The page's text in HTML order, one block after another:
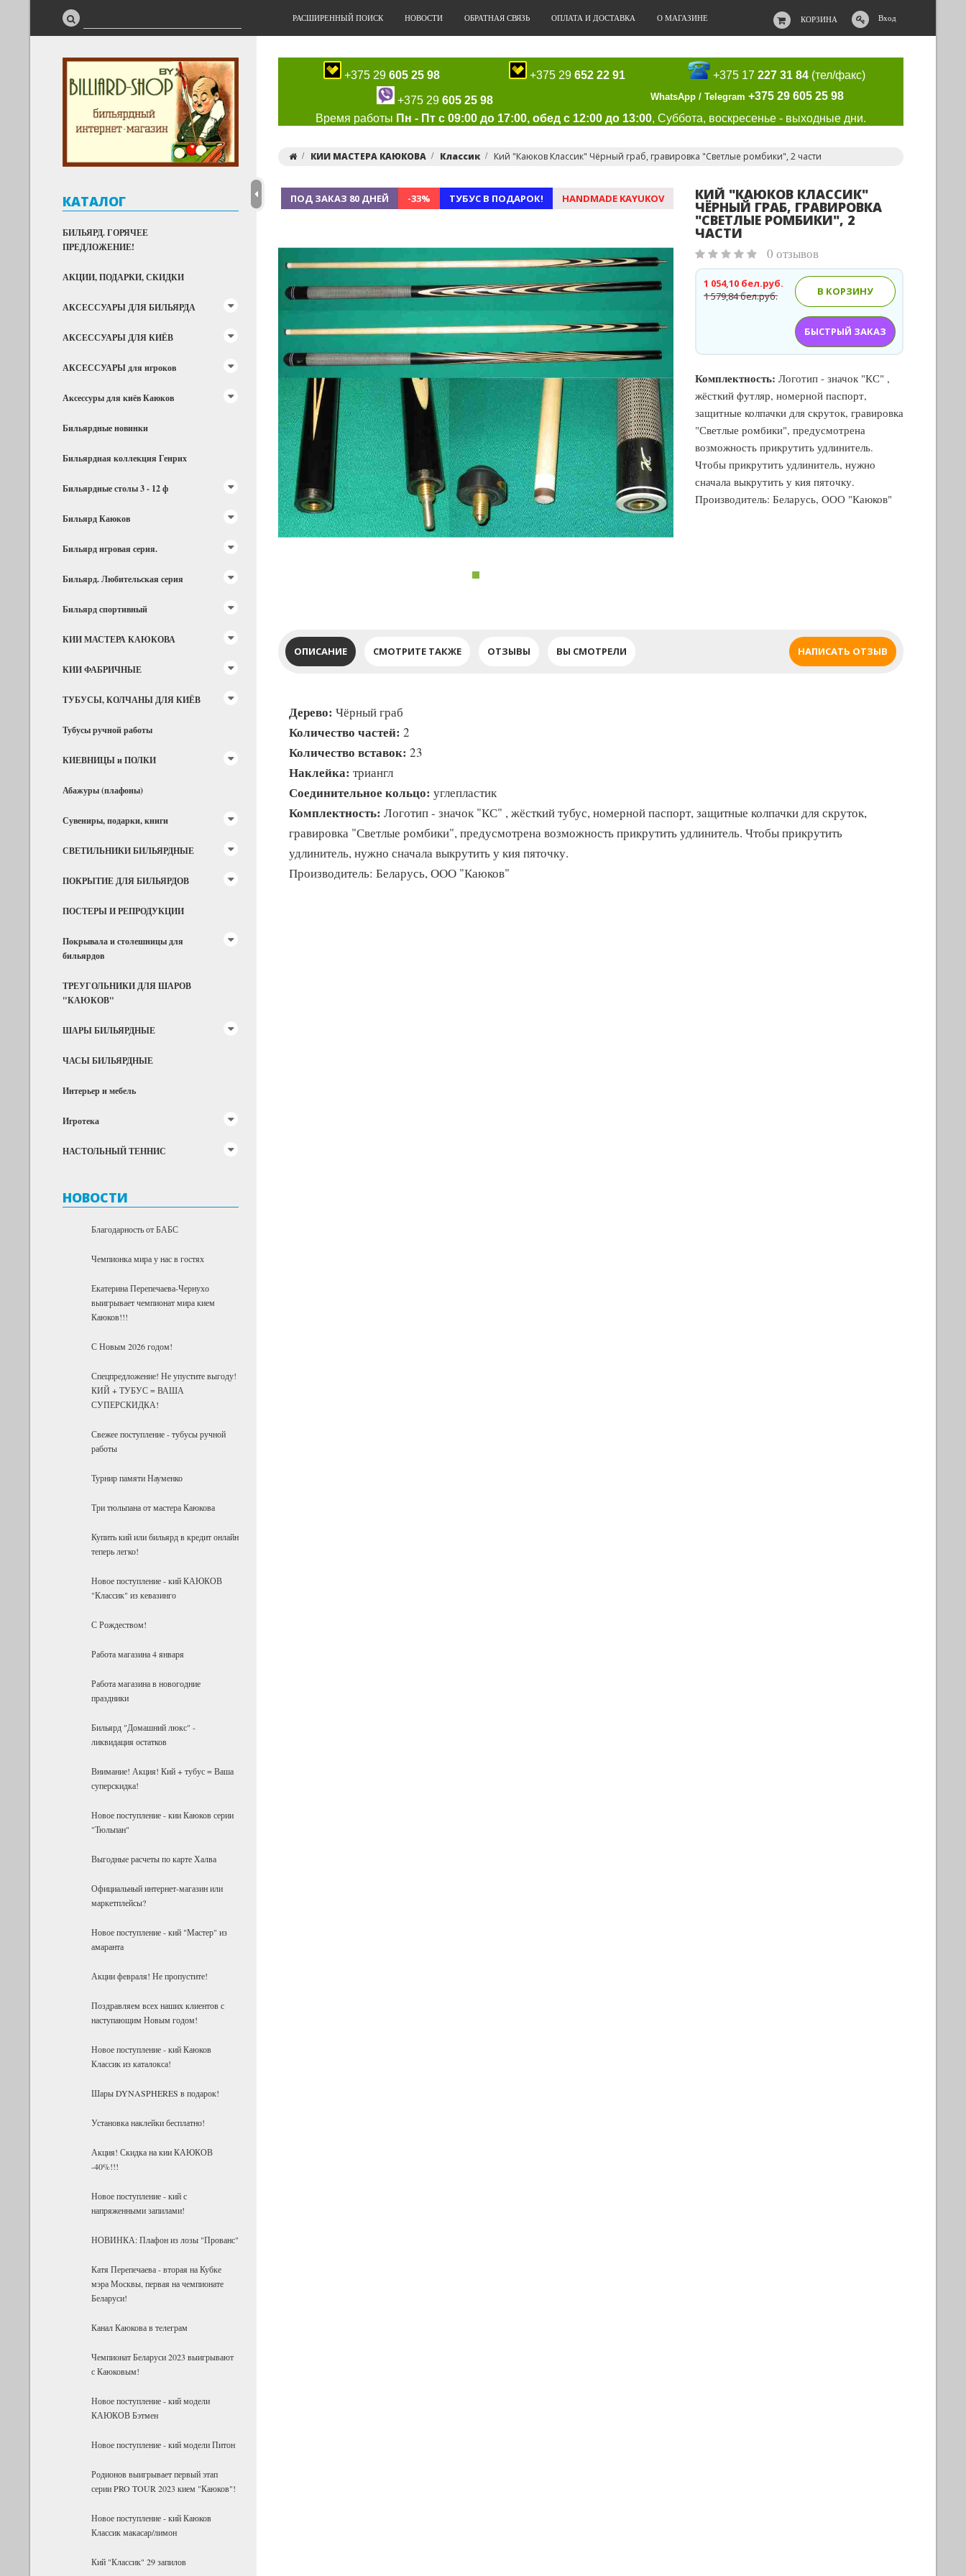
КОРЗИНА Вход
РАСШИРЕННЫЙ ПОИСК НОВОСТИ ОБРАТНАЯ СВЯЗЬ ОПЛАТА И ДОСТАВКА О МАГАЗИНЕ
КАТАЛОГ
БИЛЬЯРД. ГОРЯЧЕЕ
ПРЕДЛОЖЕНИЕ!
АКЦИИ, ПОДАРКИ, СКИДКИ
АКСЕССУАРЫ ДЛЯ БИЛЬЯРДА
АКСЕССУАРЫ ДЛЯ КИЁВ
АКСЕССУАРЫ для игроков
Аксессуры для киёв Каюков
Бильярдные новинки
Бильярдная коллекция Генрих
Бильярдные столы 3 - 12 ф
Бильярд Каюков
Бильярд игровая серия.
Бильярд. Любительская серия
Бильярд спортивный
КИИ МАСТЕРА КАЮКОВА
КИИ ФАБРИЧНЫЕ
ТУБУСЫ, КОЛЧАНЫ ДЛЯ КИЁВ
Тубусы ручной работы
КИЕВНИЦЫ и ПОЛКИ
Абажуры (плафоны)
Сувениры, подарки, книги
СВЕТИЛЬНИКИ БИЛЬЯРДНЫЕ
ПОКРЫТИЕ ДЛЯ БИЛЬЯРДОВ
ПОСТЕРЫ И РЕПРОДУКЦИИ
Покрывала и столешницы для
бильярдов
ТРЕУГОЛЬНИКИ ДЛЯ ШАРОВ
"КАЮКОВ"
ШАРЫ БИЛЬЯРДНЫЕ
ЧАСЫ БИЛЬЯРДНЫЕ
Интерьер и мебель
Игротека
НАСТОЛЬНЫЙ ТЕННИС
НОВОСТИ
Благодарность от БАБС
Чемпионка мира у нас в гостях
Екатерина Перепечаева-Чернухо
выигрывает чемпионат мира кием
Каюков!!!
С Новым 2026 годом!
Спецпредложение! Не упустите выгоду!
КИЙ + ТУБУС = ВАША
СУПЕРСКИДКА!
Свежее поступление - тубусы ручной
работы
Турнир памяти Науменко
Три тюльпана от мастера Каюкова
Купить кий или бильярд в кредит онлайн
теперь легко!
Новое поступление - кий КАЮКОВ
"Классик" из кевазинго
С Рождеством!
Работа магазина 4 января
Работа магазина в новогодние
праздники
Бильярд "Домашний люкс" -
ликвидация остатков
Внимание! Акция! Кий + тубус = Ваша
суперскидка!
Новое поступление - кии Каюков серии
"Тюльпан"
Выгодные расчеты по карте Халва
Официальный интернет-магазин или
маркетплейсы?
Новое поступление - кий "Мастер" из
амаранта
Акции февраля! Не пропустите!
Поздравляем всех наших клиентов с
наступающим Новым годом!
Новое поступление - кий Каюков
Классик из каталокса!
Шары DYNASPHERES в подарок!
Установка наклейки бесплатно!
Акция! Скидка на кии КАЮКОВ
-40%!!!
Новое поступление - кий с
напряженными запилами!
НОВИНКА: Плафон из лозы "Прованс"
Катя Перепечаева - вторая на Кубке
мэра Москвы, первая на чемпионате
Беларуси!
Канал Каюкова в телеграм
Чемпионат Беларуси 2023 выигрывают
с Каюковым!
Новое поступление - кий модели
КАЮКОВ Бэтмен
Новое поступление - кий модели Питон
Родионов выигрывает первый этап
серии PRO TOUR 2023 кием "Каюков"!
Новое поступление - кий Каюков
Классик макасар/лимон
Кий "Классик" 29 запилов
+375 29 605 25 98 +375 29 652 22 91 +375 17227 31 84 (тел/факс)
+375 29 605 25 98 WhatsApp / Telegram +375 29 605 25 98
Время работы Пн - Пт с 09:00 до 17:00, обед с 12:00 до 13:00, Суббота, воскресенье - выходные дни.
КИИ МАСТЕРА КАЮКОВА Классик Кий "Каюков Классик" Чёрный граб, гравировка "Светлые ромбики", 2 части
ПОД ЗАКАЗ 80 ДНЕЙ -33% ТУБУС В ПОДАРОК! HANDMADE KAYUKOV КИЙ "КАЮКОВ КЛАССИК"
ЧЁРНЫЙ ГРАБ, ГРАВИРОВКА
"СВЕТЛЫЕ РОМБИКИ", 2
ЧАСТИ
0 отзывов
1 579,84 бел.руб.
1 054,10 бел.руб.
В КОРЗИНУ
БЫСТРЫЙ ЗАКАЗ
Комплектность: Логотип - значок "КС" ,
жёсткий футляр, номерной паспорт,
защитные колпачки для скруток, гравировка
"Светлые ромбики", предусмотрена
возможность прикрутить удлинитель.
Чтобы прикрутить удлинитель, нужно
сначала выкрутить у кия пяточку.
Производитель: Беларусь, ООО "Каюков"
ОПИСАНИЕ СМОТРИТЕ ТАКЖЕ ОТЗЫВЫ НАПИСАТЬ ОТЗЫВ
ВЫ СМОТРЕЛИ
Дерево: Чёрный граб
Количество частей: 2
Количество вставок: 23
Наклейка: триангл
Соединительное кольцо: углепластик
Комплектность: Логотип - значок "КС" , жёсткий тубус, номерной паспорт, защитные колпачки для скруток,
гравировка "Светлые ромбики", предусмотрена возможность прикрутить удлинитель. Чтобы прикрутить
удлинитель, нужно сначала выкрутить у кия пяточку.
Производитель: Беларусь, ООО "Каюков"